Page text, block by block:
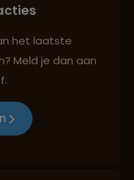
vrijheid
het laatste
Meld je dan aan